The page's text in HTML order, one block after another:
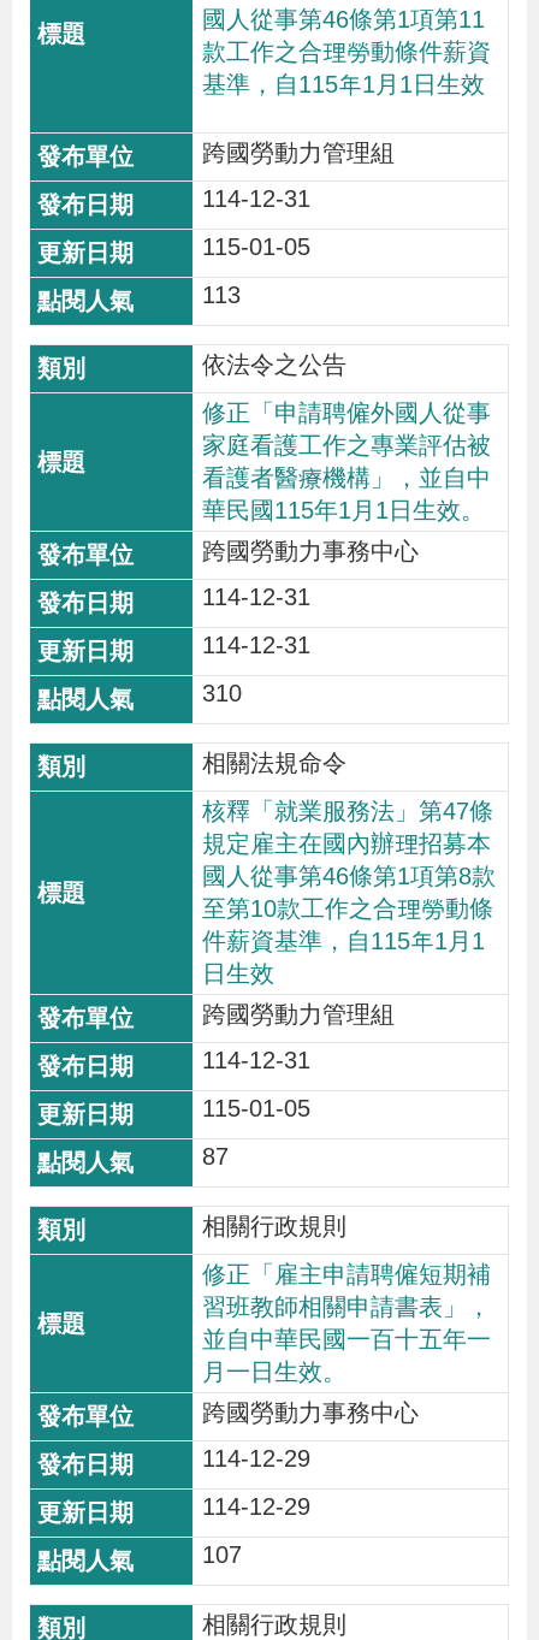
國人從事第46條第1項第11
款工作之合理勞動條件薪資
基準，自115年1月1日生效
跨國勞動力管理組
114-12-31
115-01-05
113
依法令之公告
修正「申請聘僱外國人從事
家庭看護工作之專業評估被
看護者醫療機構」，並自中
華民國115年1月1日生效。
跨國勞動力事務中心
114-12-31
114-12-31
310
相關法規命令
核釋「就業服務法」第47條
規定雇主在國內辦理招募本
國人從事第46條第1項第8款
至第10款工作之合理勞動條
件薪資基準，自115年1月1
日生效
跨國勞動力管理組
114-12-31
115-01-05
87
相關行政規則
修正「雇主申請聘僱短期補
習班教師相關申請書表」，
並自中華民國一百十五年一
月一日生效。
跨國勞動力事務中心
114-12-29
114-12-29
107
相關行政規則